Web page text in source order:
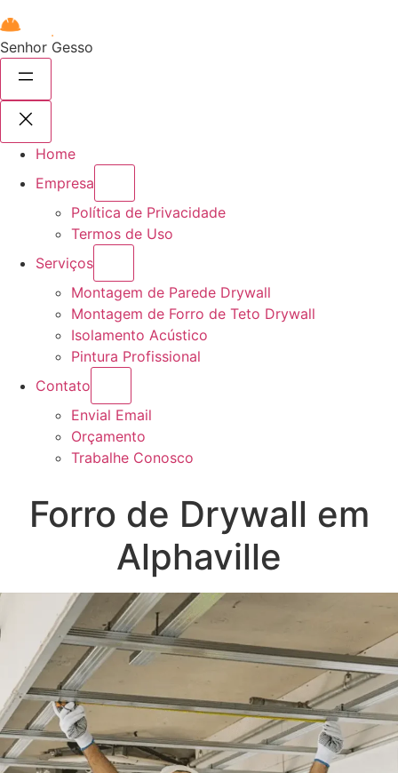
Senhor Gesso
Home
Empresa
Política de Privacidade
Termos de Uso
Serviços
Montagem de Parede Drywall
Montagem de Forro de Teto Drywall
Isolamento Acústico
Pintura Profissional
Contato
Envial Email
Orçamento
Trabalhe Conosco
Forro de Drywall em
Alphaville